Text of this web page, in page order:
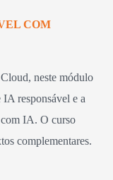
COM
neste módulo
responsável e a
com IA. O curso
complementares.